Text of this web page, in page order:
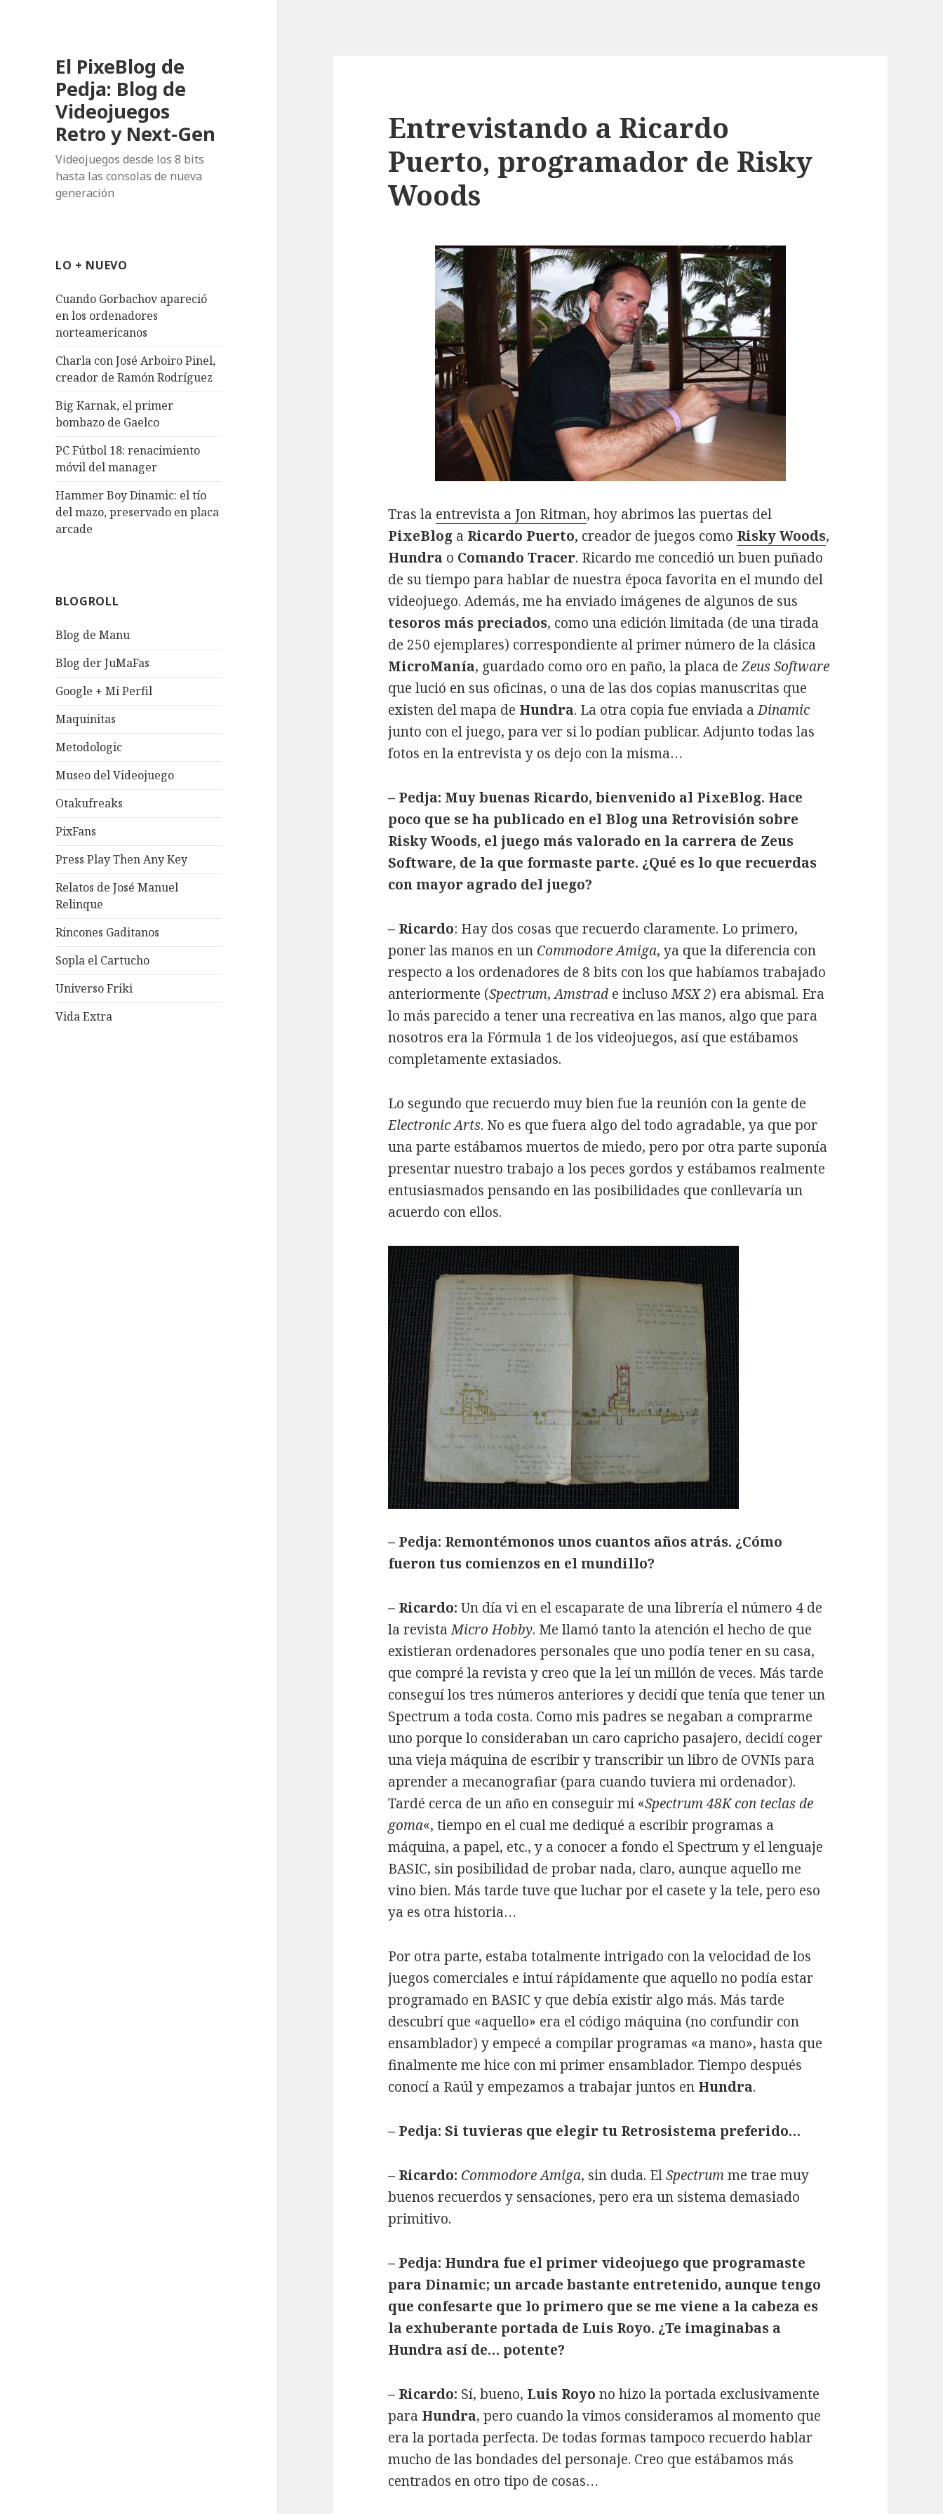
El PixeBlog de
Pedja: Blog de
Videojuegos
Retro y Next-Gen
Videojuegos desde los 8 bits
hasta las consolas de nueva
generación
LO + NUEVO
Cuando Gorbachov apareció
en los ordenadores
norteamericanos
Charla con José Arboiro Pinel,
creador de Ramón Rodríguez
Big Karnak, el primer
bombazo de Gaelco
PC Fútbol 18: renacimiento
móvil del manager
Hammer Boy Dinamic: el tío
del mazo, preservado en placa
arcade
BLOGROLL
Blog de Manu
Blog der JuMaFas
Google + Mi Perfil
Maquinitas
Metodologic
Museo del Videojuego
Otakufreaks
PixFans
Press Play Then Any Key
Relatos de José Manuel
Relinque
Rincones Gaditanos
Sopla el Cartucho
Universo Friki
Vida Extra
Entrevistando a Ricardo
Puerto, programador de Risky
Woods
Tras la entrevista a Jon Ritman, hoy abrimos las puertas del
PixeBlog a Ricardo Puerto, creador de juegos como Risky Woods,
Hundra o Comando Tracer. Ricardo me concedió un buen puñado
de su tiempo para hablar de nuestra época favorita en el mundo del
videojuego. Además, me ha enviado imágenes de algunos de sus
tesoros más preciados, como una edición limitada (de una tirada
de 250 ejemplares) correspondiente al primer número de la clásica
MicroManía, guardado como oro en paño, la placa deZeus Software
que lució en sus oficinas, o una de las dos copias manuscritas que
existen del mapa de Hundra. La otra copia fue enviada aDinamic
junto con el juego, para ver si lo podían publicar. Adjunto todas las
fotos en la entrevista y os dejo con la misma…
– Pedja: Muy buenas Ricardo, bienvenido al PixeBlog. Hace
poco que se ha publicado en el Blog una Retrovisión sobre
Risky Woods, el juego más valorado en la carrera de Zeus
Software, de la que formaste parte. ¿Qué es lo que recuerdas
con mayor agrado del juego?
– Ricardo: Hay dos cosas que recuerdo claramente. Lo primero,
poner las manos en un Commodore Amiga, ya que la diferencia con
respecto a los ordenadores de 8 bits con los que habíamos trabajado
anteriormente (Spectrum,Amstrad e inclusoMSX 2) era abismal. Era
lo más parecido a tener una recreativa en las manos, algo que para
nosotros era la Fórmula 1 de los videojuegos, así que estábamos
completamente extasiados.
Lo segundo que recuerdo muy bien fue la reunión con la gente de
Electronic Arts. No es que fuera algo del todo agradable, ya que por
una parte estábamos muertos de miedo, pero por otra parte suponía
presentar nuestro trabajo a los peces gordos y estábamos realmente
entusiasmados pensando en las posibilidades que conllevaría un
acuerdo con ellos.
– Pedja: Remontémonos unos cuantos años atrás. ¿Cómo
fueron tus comienzos en el mundillo?
– Ricardo: Un día vi en el escaparate de una librería el número 4 de
la revistaMicro Hobby. Me llamó tanto la atención el hecho de que
existieran ordenadores personales que uno podía tener en su casa,
que compré la revista y creo que la leí un millón de veces. Más tarde
conseguí los tres números anteriores y decidí que tenía que tener un
Spectrum a toda costa. Como mis padres se negaban a comprarme
uno porque lo consideraban un caro capricho pasajero, decidí coger
una vieja máquina de escribir y transcribir un libro de OVNIs para
aprender a mecanografiar (para cuando tuviera mi ordenador).
Tardé cerca de un año en conseguir mi «Spectrum 48K con teclas de
goma«, tiempo en el cual me dediqué a escribir programas a
máquina, a papel, etc., y a conocer a fondo el Spectrum y el lenguaje
BASIC, sin posibilidad de probar nada, claro, aunque aquello me
vino bien. Más tarde tuve que luchar por el casete y la tele, pero eso
ya es otra historia…
Por otra parte, estaba totalmente intrigado con la velocidad de los
juegos comerciales e intuí rápidamente que aquello no podía estar
programado en BASIC y que debía existir algo más. Más tarde
descubrí que «aquello» era el código máquina (no confundir con
ensamblador) y empecé a compilar programas «a mano», hasta que
finalmente me hice con mi primer ensamblador. Tiempo después
conocí a Raúl y empezamos a trabajar juntos en Hundra.
– Pedja: Si tuvieras que elegir tu Retrosistema preferido…
– Ricardo: Commodore Amiga, sin duda. ElSpectrumme trae muy
buenos recuerdos y sensaciones, pero era un sistema demasiado
primitivo.
– Pedja: Hundra fue el primer videojuego que programaste
para Dinamic; un arcade bastante entretenido, aunque tengo
que confesarte que lo primero que se me viene a la cabeza es
la exhuberante portada de Luis Royo. ¿Te imaginabas a
Hundra así de… potente?
– Ricardo: Sí, bueno, Luis Royo no hizo la portada exclusivamente
para Hundra, pero cuando la vimos consideramos al momento que
era la portada perfecta. De todas formas tampoco recuerdo hablar
mucho de las bondades del personaje. Creo que estábamos más
centrados en otro tipo de cosas…